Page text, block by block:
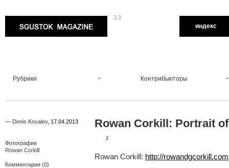
3.3
индекс
Рубрики Контрибьюторы
— Denis Kovalev, 17.04.2013
Фотографии
Rowan Corkill
Комментарии (0)
Rowan Corkill: Portrait
2
Rowan Corkill: http://rowandgcorkill.com